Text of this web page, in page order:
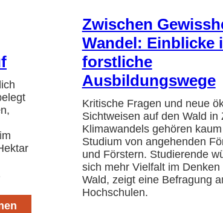
Zwischen
Wandel: Einblicke
forstliche
Ausbildungswege
Kritische Fragen und neue
Sichtweisen auf den Wald in
Klimawandels gehören
Studium von angehenden
und Förstern. Studierende
sich mehr Vielfalt im Denken
Wald, zeigt eine Befragung
Hochschulen.